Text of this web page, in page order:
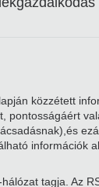
közzétett
pontosságáért
információk
tagja. Az